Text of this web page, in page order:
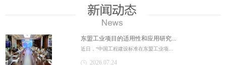
东盟工业项目的适用性和应用研究...
近日，“中国工程建设标准在东盟工业项...
2026.07.24